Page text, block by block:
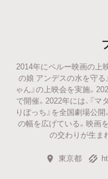
2014年にペルー映画の上
の娘 アンデスの水を守る
ゃん』の上映会を実施。
で開催。2022年には、『マ
りぼっち』を全国劇場公
の幅を広げている。映画
の交わりが生ま
東京都